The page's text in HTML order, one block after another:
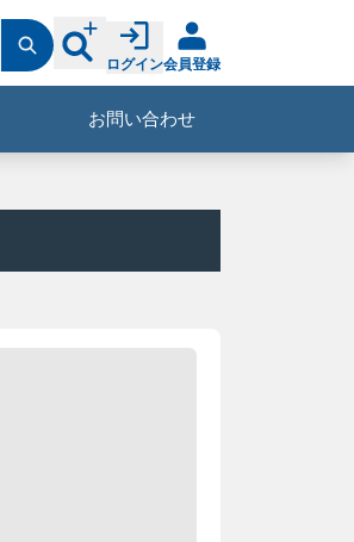
ログイン会員登録
お問い合わせ